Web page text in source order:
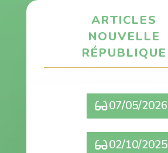
ARTICLES
NOUVELLE
RÉPUBLIQUE
07/05/2026
02/10/2025